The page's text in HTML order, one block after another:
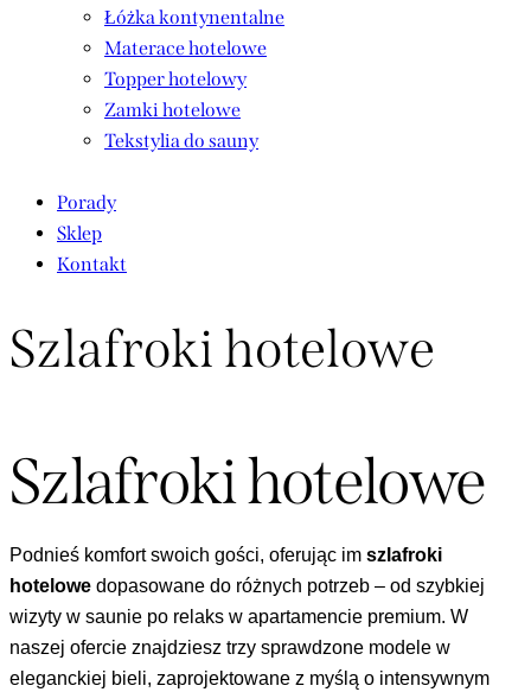
Łóżka kontynentalne
Materace hotelowe
Topper hotelowy
Zamki hotelowe
Tekstylia do sauny
Porady
Sklep
Kontakt
Szlafroki hotelowe
Szlafroki hotelowe
Podnieś komfort swoich gości, oferując im szlafroki
hotelowe dopasowane do różnych potrzeb – od szybkiej
wizyty w saunie po relaks w apartamencie premium. W
naszej ofercie znajdziesz trzy sprawdzone modele w
eleganckiej bieli, zaprojektowane z myślą o intensywnym